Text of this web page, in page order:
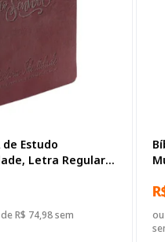
de Estudo
Letra Regular,
R$ 74,98 sem
ou